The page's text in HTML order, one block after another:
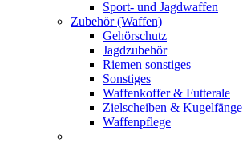
Sport- und Jagdwaffen
Zubehör (Waffen)
Gehörschutz
Jagdzubehör
Riemen sonstiges
Sonstiges
Waffenkoffer & Futterale
Zielscheiben & Kugelfänge
Waffenpflege